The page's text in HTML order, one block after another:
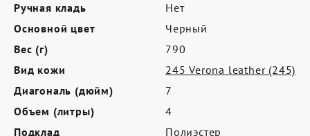
Программа лояльности
Политика обработки персональных
данных
Ручная кладь
Нет
Основной цвет
Черный
Вес (г)
790
Вид кожи
245 Verona leather (245)
Диагональ (дюйм)
7
Объем (литры)
4
Подклад
Полиэстер